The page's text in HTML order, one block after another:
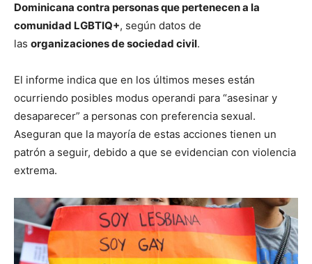
Dominicana contra personas que pertenecen a la
comunidad LGBTIQ+, según datos de
las organizaciones de sociedad civil.
El informe indica que en los últimos meses están
ocurriendo posibles modus operandi para “asesinar y
desaparecer” a personas con preferencia sexual.
Aseguran que la mayoría de estas acciones tienen un
patrón a seguir, debido a que se evidencian con violencia
extrema.